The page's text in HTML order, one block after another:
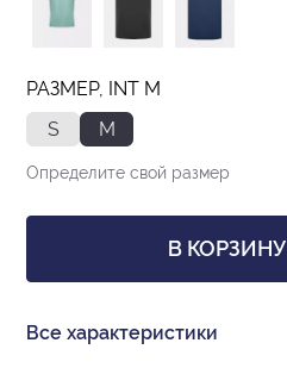
РАЗМЕР, INT M
S
M
Определите свой размер
В КОРЗИНУ
Все характеристики